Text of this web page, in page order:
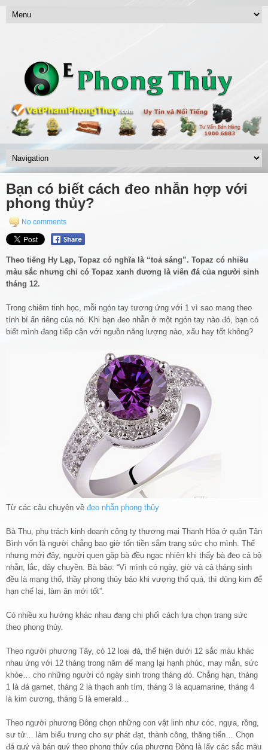
Bạn có biết cách đeo nhẫn hợp với
phong thủy?
No comments
Theo tiếng Hy Lạp, Topaz có nghĩa là “toả sáng”. Topaz có nhiều
màu sắc nhưng chỉ có Topaz xanh dương là viên đá của người sinh
tháng 12.
Trong chiêm tinh học, mỗi ngón tay tương ứng với 1 vì sao mang theo
tính bí ẩn riêng của nó. Khi bạn đeo nhẫn ở một ngón tay nào đó, bạn có
biết mình đang tiếp cận với nguồn năng lượng nào, xấu hay tốt không?
Từ các câu chuyện về đeo nhẫn phong thủy
Bà Thu, phụ trách kinh doanh công ty thương mại Thanh Hòa ở quận Tân
Bình vốn là người chẳng bao giờ tốn tiền sắm trang sức cho mình. Thế
nhưng mới đây, người quen gặp bà đều ngạc nhiên khi thấy bà đeo cả bộ
nhẫn, lắc, dây chuyền. Bà bảo: “Vì mình có ngày, giờ và cả tháng sinh
đều là mạng thổ, thầy phong thủy bảo khi vượng thổ quá, thì dùng kim để
hạn chế lại, làm ăn mới tốt”.
Có nhiều xu hướng khác nhau đang chi phối cách lựa chọn trang sức
theo phong thủy.
Theo người phương Tây, có 12 loại đá, thể hiện dưới 12 sắc màu khác
nhau ứng với 12 tháng trong năm để mang lại hạnh phúc, may mắn, sức
khỏe… cho những người có ngày sinh trong tháng đó. Chẳng hạn, tháng
1 là đá garnet, tháng 2 là thạch anh tím, tháng 3 là aquamarine, tháng 4
là kim cương, tháng 5 là emerald…
Theo người phương Đông chọn những con vật linh như cóc, ngựa, rồng,
sư tử… làm biểu trưng cho sự phát đạt, thành công, thăng tiến… Chọn
đá quý và bán quý theo phong thủy của phương Đông là lấy các sắc màu